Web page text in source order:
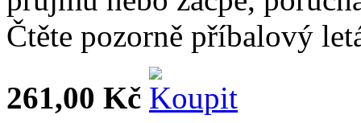
Čtěte pozorně příbalový
261,00 Kč